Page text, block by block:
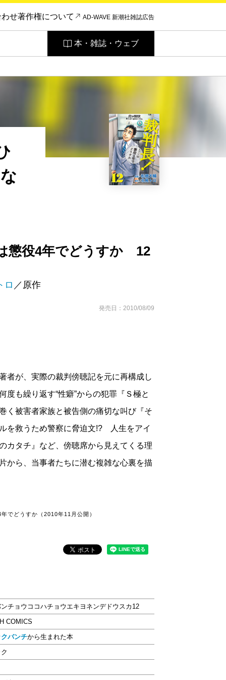
わせ著作権について AD-WAVE 新潮社雑誌広告
本・雑誌・ウェブ
懲役4年でどうすか 12
ロ ／原作
発売日：2010/08/09
者が、実際の裁判傍聴記を元に再構成し
度も繰り返す“性癖”からの犯罪『Ｓ極と
く被害者家族と被告側の痛切な叫び『そ
を救うため警察に脅迫文!? 人生をアイ
カタチ』など、傍聴席から見えてくる理
から、当事者たちに潜む複雑な心裏を描
でどうすか（2010年11月公開）
チョウココハチョウエキヨネンデドウスカ12
COMICS
クバンチから生まれた本